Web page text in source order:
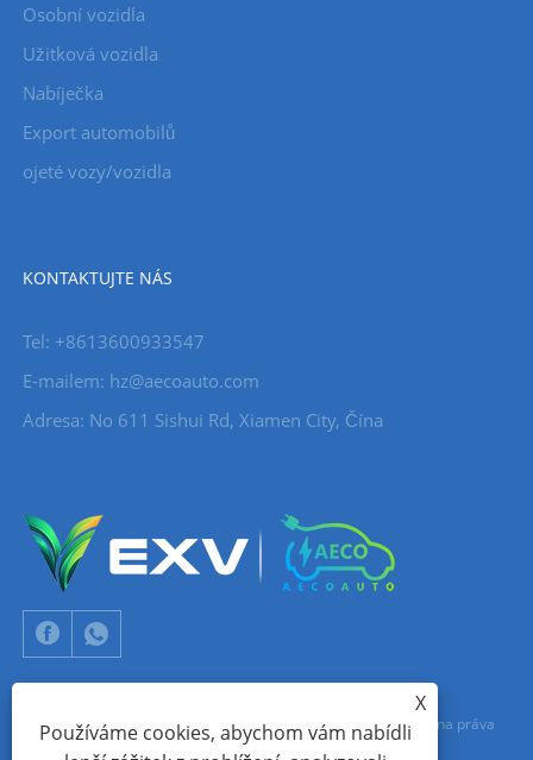
Osobní vozidla
Užitková vozidla
Nabíječka
Export automobilů
ojeté vozy/vozidla
KONTAKTUJTE NÁS
Tel: +8613600933547
E-mailem: hz@aecoauto.com
Adresa: No 611 Sishui Rd, Xiamen City, Čína
Copyright © 2024 Xiamen Aecoauto Technology Co., Ltd. Všechna práva
X
Používáme cookies, abychom vám nabídli